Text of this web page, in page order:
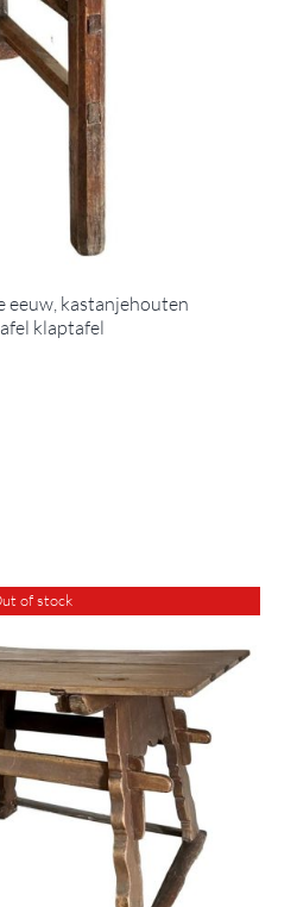
eeuw, kastanjehouten
klaptafel
of stock